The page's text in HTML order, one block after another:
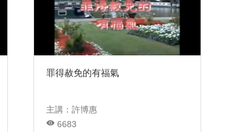
罪得赦免的有福氣
主講：許博惠
6683